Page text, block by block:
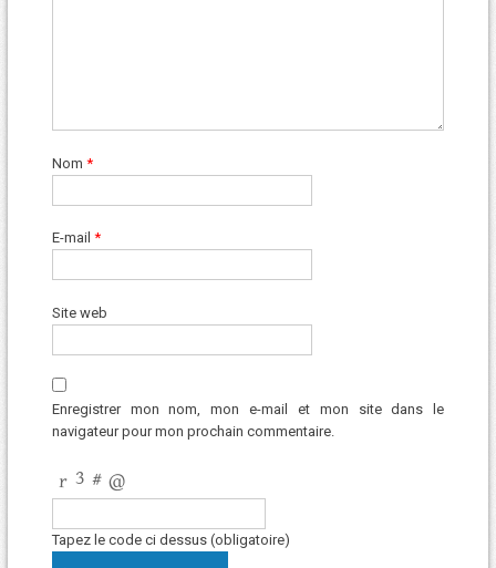
Nom *
E-mail *
Site web
Enregistrer mon nom, mon e-mail et mon site dans le
navigateur pour mon prochain commentaire.
Tapez le code ci dessus (obligatoire)